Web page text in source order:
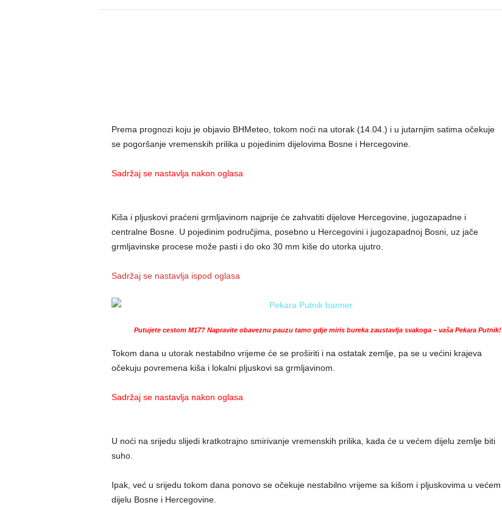
Prema prognozi koju je objavio BHMeteo, tokom noći na utorak (14.04.) i u jutarnjim satima očekuje
se pogoršanje vremenskih prilika u pojedinim dijelovima Bosne i Hercegovine.
Sadržaj se nastavlja nakon oglasa
Kiša i pljuskovi praćeni grmljavinom najprije će zahvatiti dijelove Hercegovine, jugozapadne i
centralne Bosne. U pojedinim područjima, posebno u Hercegovini i jugozapadnoj Bosni, uz jače
grmljavinske procese može pasti i do oko 30 mm kiše do utorka ujutro.
Sadržaj se nastavlja ispod oglasa
Putujete cestom M17? Napravite obaveznu pauzu tamo gdje miris bureka zaustavlja svakoga – vaša Pekara Putnik!
Tokom dana u utorak nestabilno vrijeme će se proširiti i na ostatak zemlje, pa se u većini krajeva
očekuju povremena kiša i lokalni pljuskovi sa grmljavinom.
Sadržaj se nastavlja nakon oglasa
U noći na srijedu slijedi kratkotrajno smirivanje vremenskih prilika, kada će u većem dijelu zemlje biti
suho.
Ipak, već u srijedu tokom dana ponovo se očekuje nestabilno vrijeme sa kišom i pljuskovima u većem
dijelu Bosne i Hercegovine.